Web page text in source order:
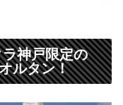
神戸限定の
ルタン！